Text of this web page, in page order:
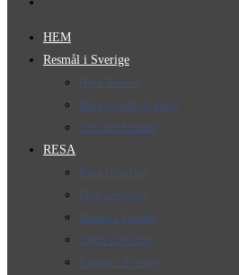
HEM
Resmål i Sverige
Hitta Resmål
Hitta resmål på karta
Tips om Resmål
RESA
Resa i Sverige
Elbil i Sverige
Husbil i Sverige
Cykla i Sverige
Vandra i Sverige